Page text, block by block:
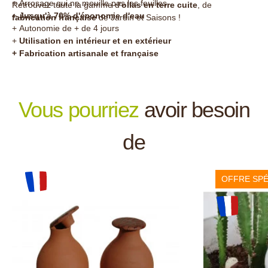
Retrouvez toute la gamme d'ollas en terre cuite , de
fabrication françaisede Jardin et Saisons !
+ Arrosage qui ne mouille pas les feuilles
+Jusqu'à 70% d'économie d'eau
+ Autonomie de + de 4 jours
+ Utilisation en intérieur et en extérieur
+ Fabrication artisanale et française
Vous pourriez avoir besoin
de
OFFRE